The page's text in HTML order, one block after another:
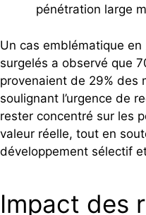
pénétration large
Un cas emblématique
surgelés a observé que
provenaient de 29% des
soulignant l’urgence de
rester concentré sur les
valeur réelle, tout en
développement sélectif
Impact des